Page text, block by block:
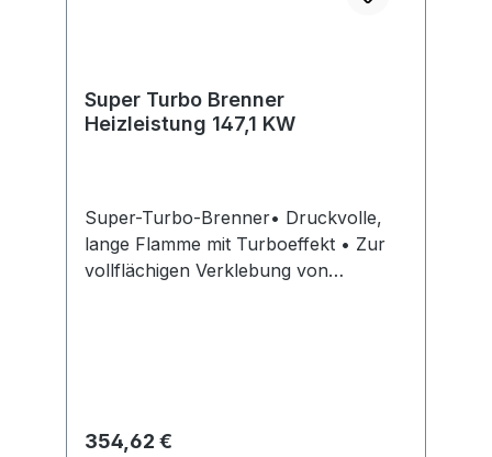
Super Turbo Brenner
Heizleistung 147,1 KW
Super-Turbo-Brenner• Druckvolle,
lange Flamme mit Turboeffekt • Zur
vollflächigen Verklebung von
88-0, info@gruen-gmbh.de
Regulärer Preis:
354,62 €